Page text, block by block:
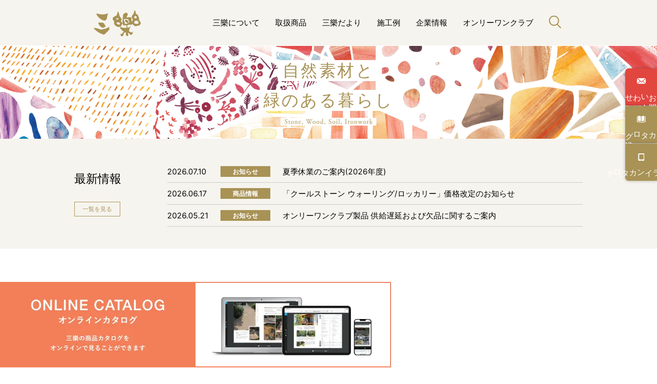
い
わせ
カタログ
オンライン
三樂について 取扱商品 三樂だより 施工例 企業情報 オンリーワンクラブ
自然素材と
緑のある暮らし
最新情報
一覧を見る
2026.07.10 お知らせ 夏季休業のご案内(2026年度)
2026.06.17 商品情報 「クールストーン ウォーリング/ロッカリー」価格改定のお知らせ
2026.05.21 お知らせ オンリーワンクラブ製品 供給遅延および欠品に関するご案内